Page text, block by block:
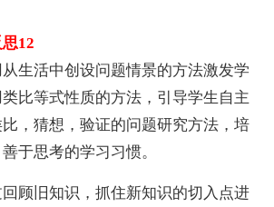
12
活中创设问题情景的方法激发学
比等式性质的方法，引导学生自主
，猜想，验证的问题研究方法，培
于思考的学习习惯。
旧知识，抓住新知识的切入点进